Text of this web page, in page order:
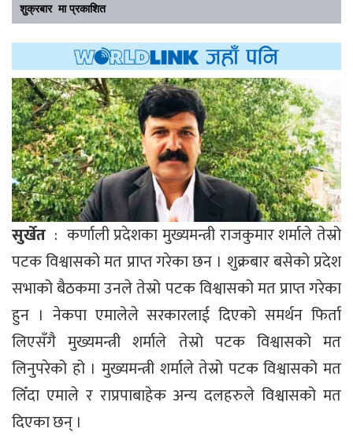
शुक्रबार मा प्रकाशित
सुर्खेत : कर्णाली प्रदेशका मुख्यमन्त्री राजकुमार शर्माले तेस्रो
पटक विश्वासको मत प्राप्त गरेका छन । शुक्रबार बसेको प्रदेश
सभाको बैठकमा उनले तेस्रो पटक विश्वासको मत प्राप्त गरेका
हुन । नेकपा एमालेले सरकारलाई दिएको समर्थन फिर्ता
लिएसँगै मुख्यमन्त्री शर्माले तेस्रो पटक विश्वासको मत
लिनुपरेको हो । मुख्यमन्त्री शर्माले तेस्रो पटक विश्वासको मत
लिँदा एमाले र राप्रपाबाहेक अन्य दलहरुले विश्वासको मत
दिएका छन् ।